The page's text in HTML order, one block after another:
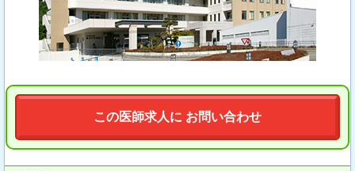
この医師求人に お問い合わせ